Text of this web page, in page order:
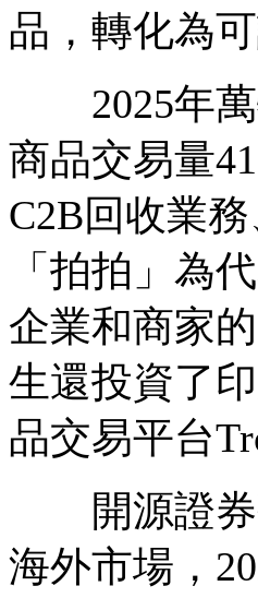
品，轉化為
2025年萬
商品交易量
C2B回收業
「拍拍」為
企業和商家
生還投資了
品交易平台
開源證券
海外市場，